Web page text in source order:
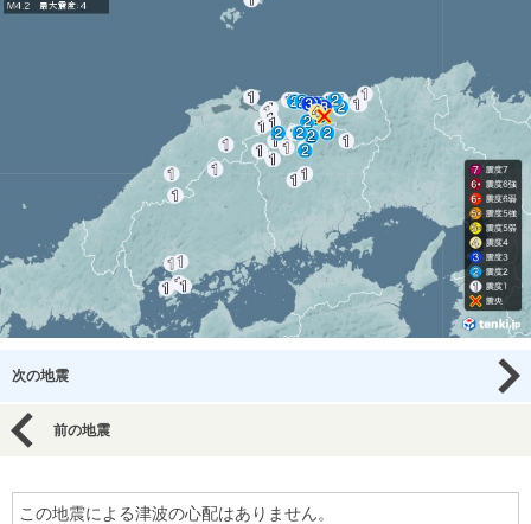
次の地震
前の地震
この地震による津波の心配はありません。